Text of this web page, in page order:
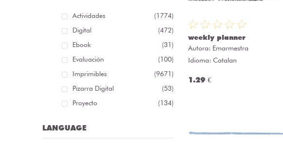
Actividades
(1774)
Digital
(472)
Ebook
(31)
Evaluación
(100)
Imprimibles
(9671)
Pizarra Digital
(53)
Proyecto
(134)
LANGUAGE
weekly planner
Autora: Emarmestra
Idioma: Catalan
1.29 €